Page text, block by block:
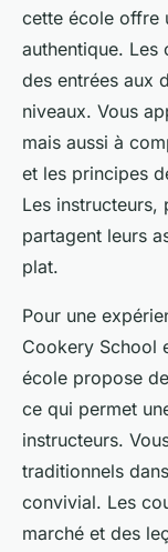
cette école offre
authentique. Les
des entrées aux
niveaux. Vous
mais aussi à
et les principes
Les instructeurs,
partagent leurs
plat.
Pour une
Cookery School
école propose
ce qui permet
instructeurs.
traditionnels
convivial. Les
marché et des